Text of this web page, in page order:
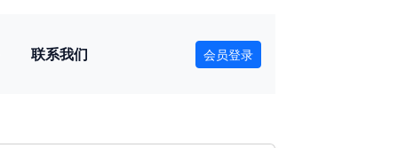
联系我们 会员登录